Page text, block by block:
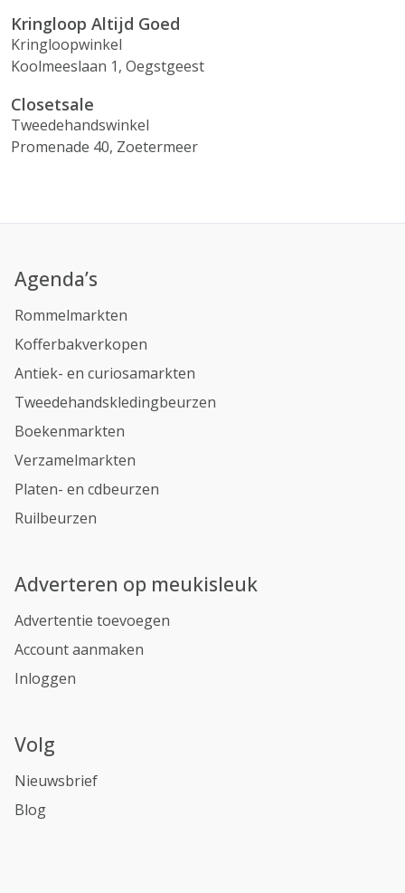
Kringloop Altijd Goed
Kringloopwinkel
Koolmeeslaan 1, Oegstgeest
Closetsale
Tweedehandswinkel
Promenade 40, Zoetermeer
Agenda’s
Rommelmarkten
Kofferbakverkopen
Antiek- en curiosamarkten
Tweedehandskledingbeurzen
Boekenmarkten
Verzamelmarkten
Platen- en cdbeurzen
Ruilbeurzen
Adverteren op meukisleuk
Advertentie toevoegen
Account aanmaken
Inloggen
Volg
Nieuwsbrief
Blog